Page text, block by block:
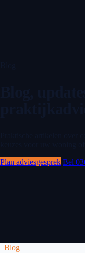
Plan adviesgesprek Bel
Blog